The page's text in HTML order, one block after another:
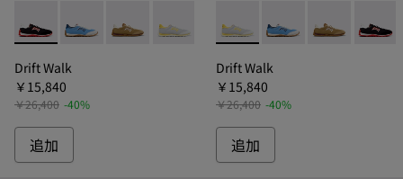
Drift Walk - K101098-003 - ドリフトウォーク スニーカー
Drift Walk - K101098-008 - ドリフトウォーク スニ
Drift Walk - K101098-006 - ドリフトウォー
Drift Walk - K101098-002 - ドリフト
Drift Walk - K101098-001 - ド
Drift Walk
￥15,840
￥26,400 -40%
追加
Drift Walk - K101098-002 -
Drift Walk -Drift Walk -
Drift
Drift Walk
￥15,840
￥26,400 -40%
追加